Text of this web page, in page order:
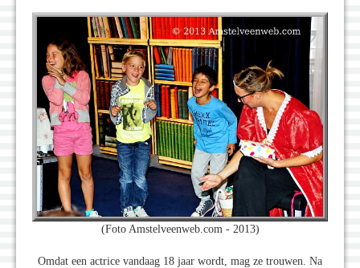
(Foto Amstelveenweb.com - 2013)
Omdat een actrice vandaag 18 jaar wordt, mag ze trouwen. Na